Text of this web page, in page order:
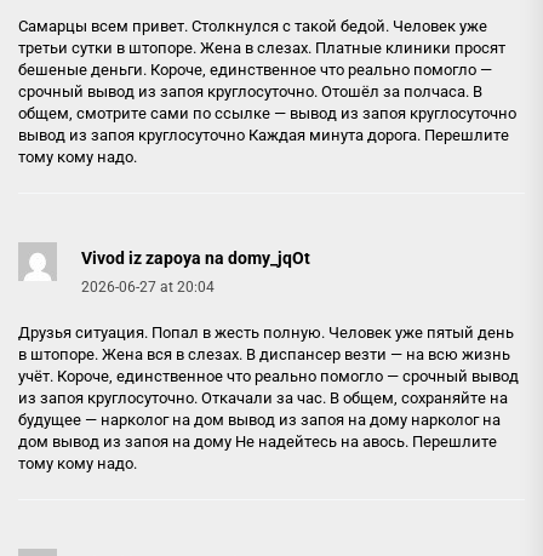
Самарцы всем привет. Столкнулся с такой бедой. Человек уже
третьи сутки в штопоре. Жена в слезах. Платные клиники просят
бешеные деньги. Короче, единственное что реально помогло —
срочный вывод из запоя круглосуточно. Отошёл за полчаса. В
общем, смотрите сами по ссылке — вывод из запоя круглосуточно
вывод из запоя круглосуточно Каждая минута дорога. Перешлите
тому кому надо.
Vivod iz zapoya na domy_jqOt
2026-06-27 at 20:04
Друзья ситуация. Попал в жесть полную. Человек уже пятый день
в штопоре. Жена вся в слезах. В диспансер везти — на всю жизнь
учёт. Короче, единственное что реально помогло — срочный вывод
из запоя круглосуточно. Откачали за час. В общем, сохраняйте на
будущее — нарколог на дом вывод из запоя на дому нарколог на
дом вывод из запоя на дому Не надейтесь на авось. Перешлите
тому кому надо.